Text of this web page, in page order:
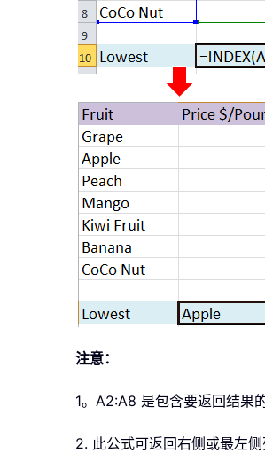
注意：
1。A2:A8 是包含要返回结果
2. 此公式可返回右侧或最左侧